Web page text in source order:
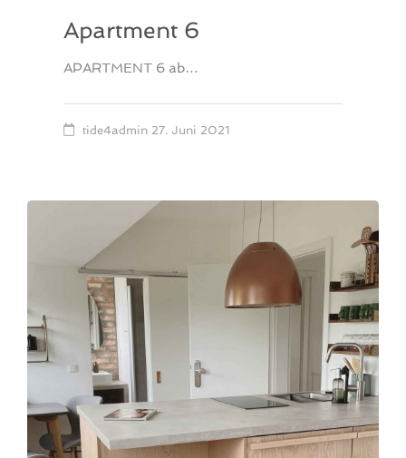
Apartment 6
APARTMENT 6 ab…
tide4admin 27. Juni 2021